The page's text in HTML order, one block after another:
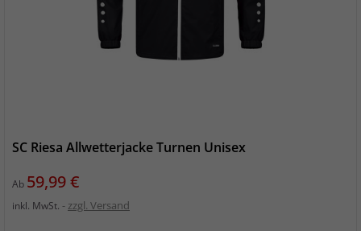
SC Riesa Allwetterjacke Turnen Unisex
Ab Preis
59,99 €
inkl. MwSt. zzgl. Versand